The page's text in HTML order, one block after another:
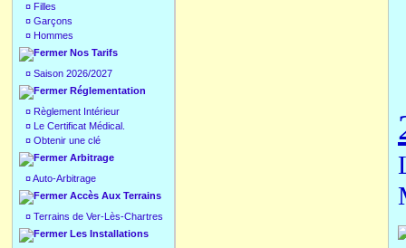
¤ Filles
¤ Garçons
¤ Hommes
Nos Tarifs
¤ Saison 2026/2027
Réglementation
¤ Règlement Intérieur
¤ Le Certificat Médical.
¤ Obtenir une clé
Arbitrage
¤Auto-Arbitrage
Accès Aux Terrains
¤ Terrains de Ver-Lès-Chartres
Les Installations